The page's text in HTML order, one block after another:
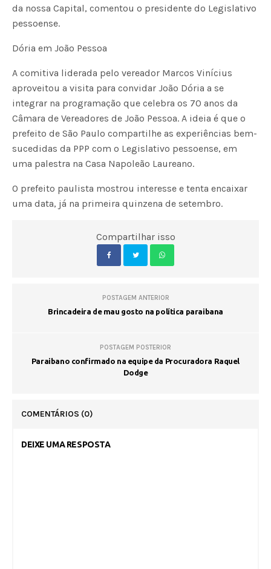
da nossa Capital, comentou o presidente do Legislativo
pessoense.
Dória em João Pessoa
A comitiva liderada pelo vereador Marcos Vinícius
aproveitou a visita para convidar João Dória a se
integrar na programação que celebra os 70 anos da
Câmara de Vereadores de João Pessoa. A ideia é que o
prefeito de São Paulo compartilhe as experiências bem-
sucedidas da PPP com o Legislativo pessoense, em
uma palestra na Casa Napoleão Laureano.
O prefeito paulista mostrou interesse e tenta encaixar
uma data, já na primeira quinzena de setembro.
Compartilhar isso
POSTAGEM ANTERIOR
Brincadeira de mau gosto na política paraibana
POSTAGEM POSTERIOR
Paraibano confirmado na equipe da Procuradora Raquel
Dodge
COMENTÁRIOS (0)
DEIXE UMA RESPOSTA